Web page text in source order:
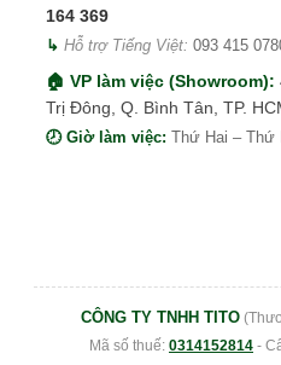
164 369
↳ Hỗ trợ Tiếng Việt: 093 415
🏠 VP làm việc (Showroom):
Trị Đông, Q. Bình Tân, TP.
🕗 Giờ làm việc: Thứ Hai – Thứ
CÔNG TY TNHH TITO
Mã số thuế: 0314152814 -